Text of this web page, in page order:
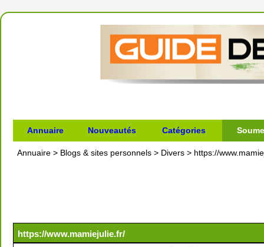
Annuaire Nouveautés Catégories
Annuaire > Blogs & sites personnels > Divers > https://
https://www.mamiejulie.fr/